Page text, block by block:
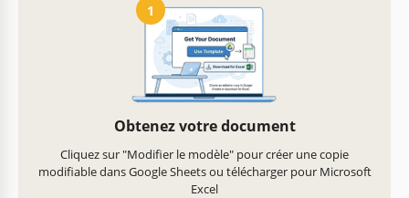
1
Obtenez votre document
Cliquez sur "Modifier le modèle" pour créer une copie
modifiable dans Google Sheets ou télécharger pour Microsoft
Excel